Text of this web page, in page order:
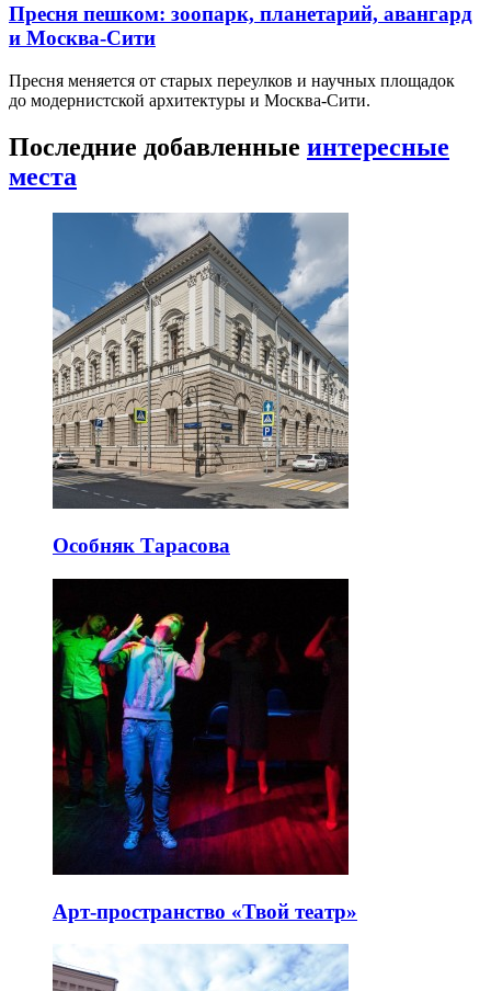
Пресня пешком: зоопарк, планетарий, авангард
и Москва-Сити
Пресня меняется от старых переулков и научных площадок
до модернистской архитектуры и Москва-Сити.
Последние добавленные интересные
места
Особняк Тарасова
Арт-пространство «Твой театр»